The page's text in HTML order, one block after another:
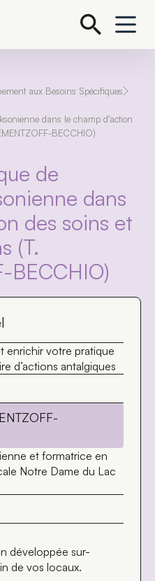
aux Besoins Spécifiques
dans le champ d’action
BECCHIO)
de
dans
des soins et
(T.
BECCHIO)
enrichir votre pratique
d’actions antalgiques
et formatrice en
Notre Dame du Lac
développée sur-
de vos locaux.